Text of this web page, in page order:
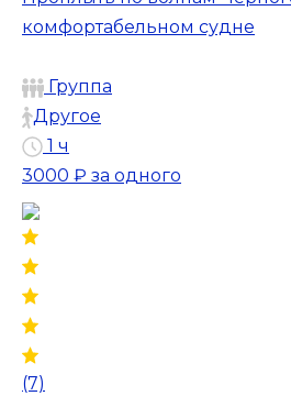
комфортабельном судне
Группа
Другое
1 ч
3000 ₽ за одного
(7)